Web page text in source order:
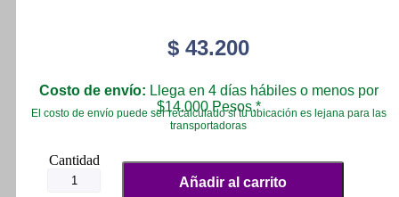
$ 43.200
Costo de envío: Llega en 4 días hábiles o menos por
$14.000 Pesos.*
El costo de envío puede ser recalculado si tu ubicación es lejana para las
transportadoras
Acelerador
Añadir al carrito